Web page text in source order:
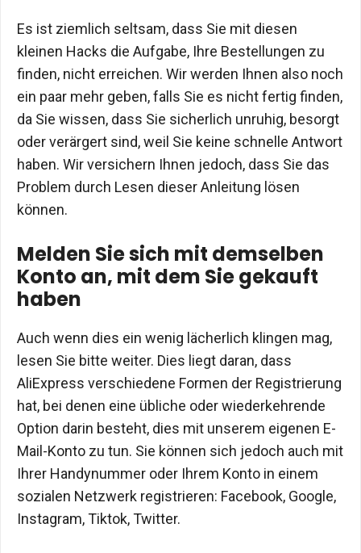
Es ist ziemlich seltsam, dass Sie mit diesen
kleinen Hacks die Aufgabe, Ihre Bestellungen zu
finden, nicht erreichen. Wir werden Ihnen also noch
ein paar mehr geben, falls Sie es nicht fertig finden,
da Sie wissen, dass Sie sicherlich unruhig, besorgt
oder verärgert sind, weil Sie keine schnelle Antwort
haben. Wir versichern Ihnen jedoch, dass Sie das
Problem durch Lesen dieser Anleitung lösen
können.
Melden Sie sich mit demselben
Konto an, mit dem Sie gekauft
haben
Auch wenn dies ein wenig lächerlich klingen mag,
lesen Sie bitte weiter. Dies liegt daran, dass
AliExpress verschiedene Formen der Registrierung
hat, bei denen eine übliche oder wiederkehrende
Option darin besteht, dies mit unserem eigenen E-
Mail-Konto zu tun. Sie können sich jedoch auch mit
Ihrer Handynummer oder Ihrem Konto in einem
sozialen Netzwerk registrieren: Facebook, Google,
Instagram, Tiktok, Twitter.